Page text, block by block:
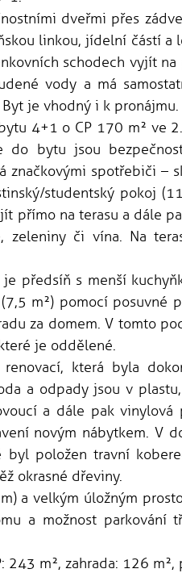
dveřmi přes
linkou, jídelní částí a
schodech vyjít
vody a má
je vhodný i k pronájmu.
4+1 o CP 170 m² ve
do bytu jsou
značkovými spotřebiči –
studentský pokoj
přímo na terasu a dále
zeleniny či vína. Na
předsíň s menší
m²) pomocí posuvné
za domem. V tomto
je oddělené.
která byla
a odpady jsou v
a dále pak vinylová
novým nábytkem. V
položen travní
okrasné dřeviny.
a velkým úložným
a možnost parkování
243 m², zahrada: 126 m²,